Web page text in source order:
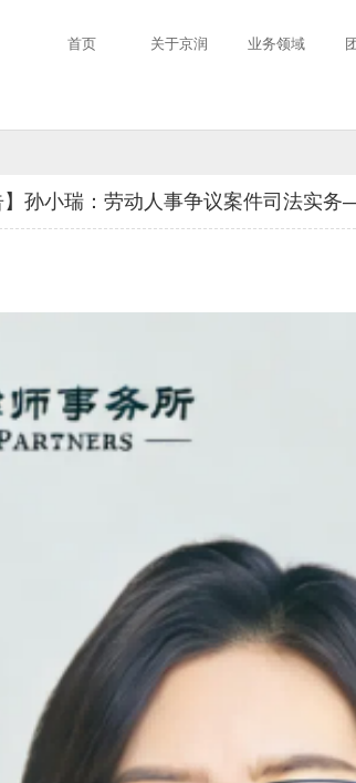
首页 关于京润 业务领域
】孙小瑞：劳动人事争议案件司法实